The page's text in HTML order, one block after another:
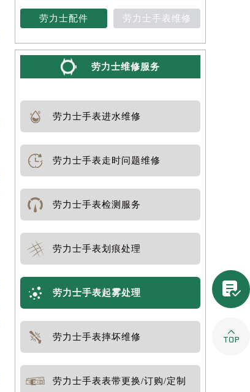
劳力士配件 劳力士手表维修
劳力士维修服务
劳力士手表进水维修
劳力士手表走时问题维修
劳力士手表检测服务
劳力士手表划痕处理
劳力士手表起雾处理
劳力士手表摔坏维修
劳力士手表表带更换/订购/定制

